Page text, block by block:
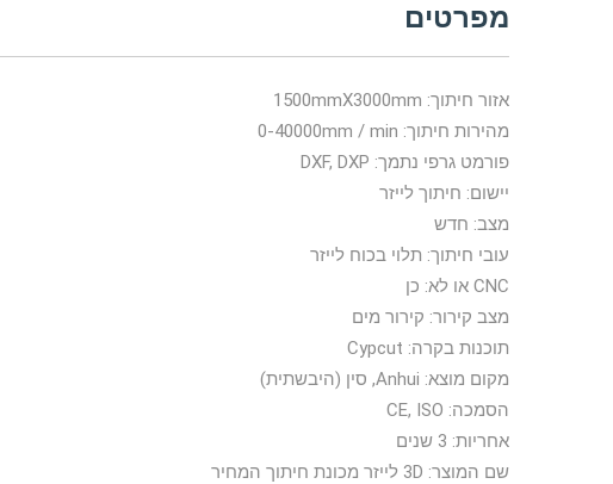
מפרטים
אזור חיתוך: 1500mmX3000mm
מהירות חיתוך: 0-40000mm / min
פורמט גרפי נתמך: DXF, DXP
יישום: חיתוך לייזר
מצב: חדש
עובי חיתוך: תלוי בכוח לייזר
CNC או לא: כן
מצב קירור: קירור מים
תוכנות בקרה: Cypcut
מקום מוצא: Anhui, סין (היבשתית)
הסמכה: CE, ISO
אחריות: 3 שנים
שם המוצר: 3D לייזר מכונת חיתוך המחיר